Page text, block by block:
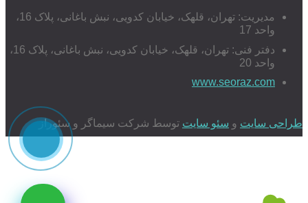
مدیریت: تهران، قلهک، خیابان کدویی، نبش باغانی، پلاک 16،
واحد 17
دفتر فنی: تهران، قلهک، خیابان کدویی، نبش باغانی، پلاک 16،
واحد 20
www.seoraz.com
طراحی سایت و سئو سایت توسط شرکت سیماگر و سئوراز